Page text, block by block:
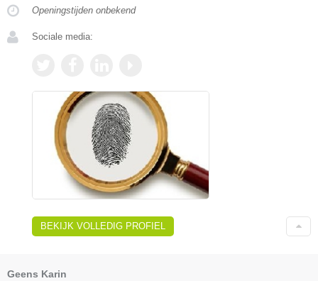
Openingstijden onbekend
Sociale media:
BEKIJK VOLLEDIG PROFIEL
Geens Karin